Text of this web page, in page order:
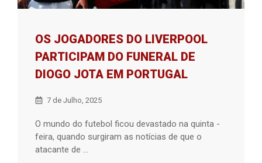
OS JOGADORES DO LIVERPOOL
PARTICIPAM DO FUNERAL DE
DIOGO JOTA EM PORTUGAL
7 de Julho, 2025
O mundo do futebol ficou devastado na quinta -
feira, quando surgiram as notícias de que o
atacante de ...